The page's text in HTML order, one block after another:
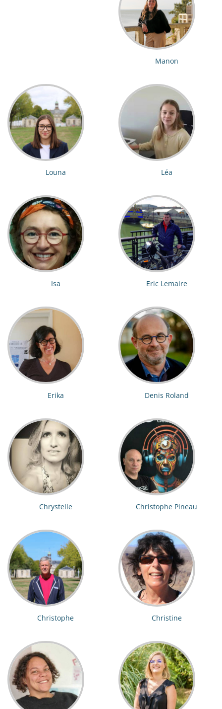
Manon
Louna Léa
Isa Eric Lemaire
Erika Denis Roland
Chrystelle Christophe Pineau
Christophe Christine